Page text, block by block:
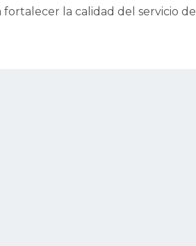
la calidad del servicio de